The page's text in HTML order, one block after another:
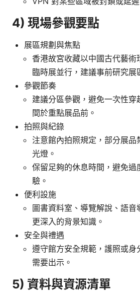
4) 現場參觀要點
展區規劃與焦點
香港故宮收藏以中國古代藝術
臨時展並行，建議事前研究展
參觀節奏
建議分區參觀，避免一次性穿
間於重點展品前。
拍照與紀錄
注意館內拍照規定，部分展品
光燈。
保留足夠的休息時間，避免過
驗。
便利設施
圖書資料室、導覽解說、語音
更深入的背景知識。
安全與禮遇
遵守館方安全規範，護照或身
需要出示。
5) 資料與資源清單